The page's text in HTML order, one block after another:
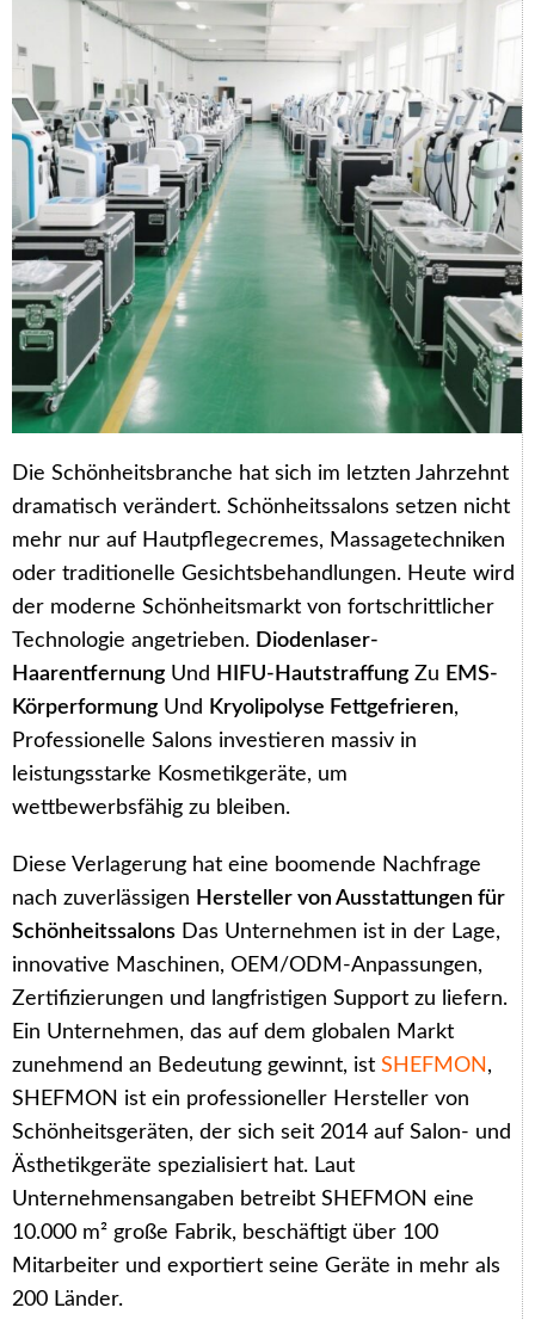
Die Schönheitsbranche hat sich im letzten Jahrzehnt
dramatisch verändert. Schönheitssalons setzen nicht
mehr nur auf Hautpflegecremes, Massagetechniken
oder traditionelle Gesichtsbehandlungen. Heute wird
der moderne Schönheitsmarkt von fortschrittlicher
Technologie angetrieben. Diodenlaser-
Haarentfernung Und HIFU-Hautstraffung Zu EMS-
Körperformung Und Kryolipolyse Fettgefrieren,
Professionelle Salons investieren massiv in
leistungsstarke Kosmetikgeräte, um
wettbewerbsfähig zu bleiben.
Diese Verlagerung hat eine boomende Nachfrage
nach zuverlässigen Hersteller von Ausstattungen für
Schönheitssalons Das Unternehmen ist in der Lage,
innovative Maschinen, OEM/ODM-Anpassungen,
Zertifizierungen und langfristigen Support zu liefern.
Ein Unternehmen, das auf dem globalen Markt
zunehmend an Bedeutung gewinnt, ist SHEFMON ,
SHEFMON ist ein professioneller Hersteller von
Schönheitsgeräten, der sich seit 2014 auf Salon- und
Ästhetikgeräte spezialisiert hat. Laut
Unternehmensangaben betreibt SHEFMON eine
10.000 m² große Fabrik, beschäftigt über 100
Mitarbeiter und exportiert seine Geräte in mehr als
200 Länder.